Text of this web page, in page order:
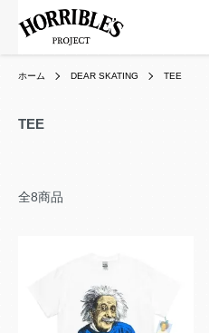
ホーム DEAR SKATING TEE
TEE
全8商品